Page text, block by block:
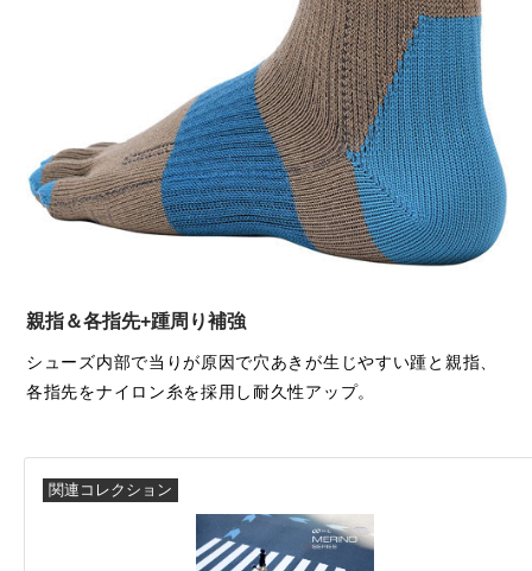
親指＆各指先+踵周り補強
シューズ内部で当りが原因で穴あきが生じやすい踵と親指、
各指先をナイロン糸を採用し耐久性アップ。
関連コレクション